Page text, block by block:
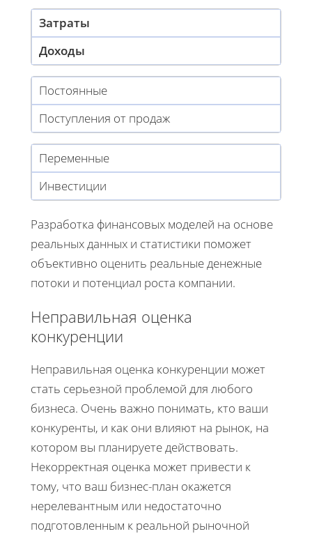
Затраты
Доходы
Постоянные
Поступления от продаж
Переменные
Инвестиции
Разработка финансовых моделей на основе
реальных данных и статистики поможет
объективно оценить реальные денежные
потоки и потенциал роста компании.
Неправильная оценка
конкуренции
Неправильная оценка конкуренции может
стать серьезной проблемой для любого
бизнеса. Очень важно понимать, кто ваши
конкуренты, и как они влияют на рынок, на
котором вы планируете действовать.
Некорректная оценка может привести к
тому, что ваш бизнес-план окажется
нерелевантным или недостаточно
подготовленным к реальной рыночной